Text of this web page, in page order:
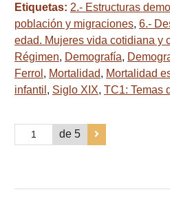
Etiquetas: 2.- Estructuras
población y migraciones, 6.-
edad. Mujeres vida cotidiana y
Régimen, Demografía,
Ferrol , Mortalidad, Mortalidad
infantil , Siglo XIX, TC1: Temas
de 5